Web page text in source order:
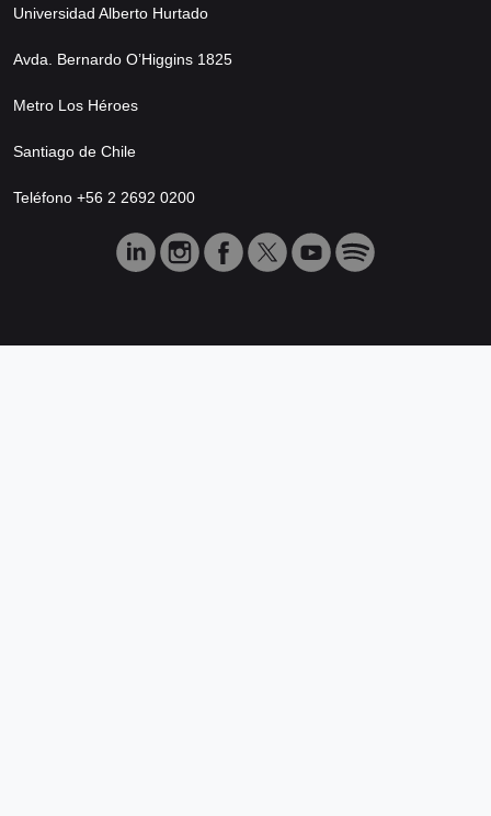
Universidad Alberto Hurtado
Avda. Bernardo O’Higgins 1825
Metro Los Héroes
Santiago de Chile
Teléfono +56 2 2692 0200